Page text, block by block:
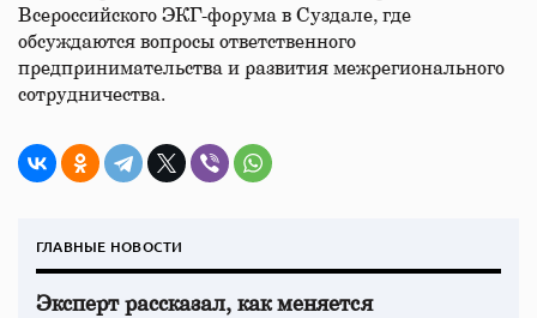
Всероссийского ЭКГ-форума в Суздале, где
обсуждаются вопросы ответственного
предпринимательства и развития межрегионального
сотрудничества.
ГЛАВНЫЕ НОВОСТИ
Эксперт рассказал, как меняется